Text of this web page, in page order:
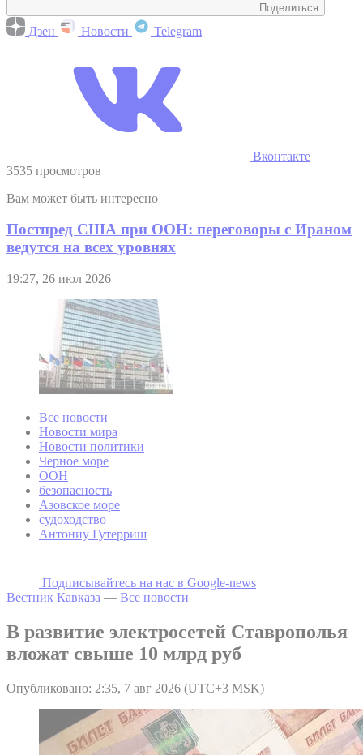
Поделиться
Дзен Новости Telegram
Вконтакте
3535 просмотров
Вам может быть интересно
Постпред США при ООН: переговоры с Ираном
ведутся на всех уровнях
19:27, 26 июл 2026
Все новости
Новости мира
Новости политики
Черное море
ООН
безопасность
Азовское море
судоходство
Антониу Гутерриш
Подписывайтесь на наc в Google-news
Вестник Кавказа — Все новости
В развитие электросетей Ставрополья
вложат свыше 10 млрд руб
Опубликовано: 2:35, 7 авг 2026 (UTC+3 MSK)